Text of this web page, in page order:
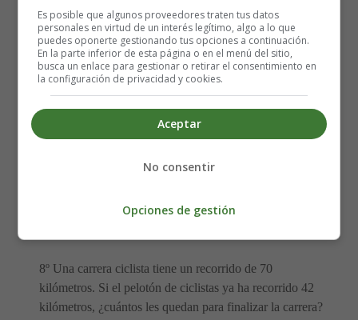
5º De un depósito de agua de 94.800 litros se han sacado
en primer lugar 13.580 litros y luego 7.860 litros.
¿Cuántos litros de agua quedan todavía en el depósito?
6º Para un estreno de cine se han vendido 1.464 entradas.
Si la capacidad del auditorio donde se va a celebrar el
concierto es de 1.700 personas, ¿cuántas entradas
bajado al patio para hacer gimnasia. ¿Cuántos niños y
8º Una carrera ciclista tiene un recorrido de 70
kilómetros. Si el pelotón de ciclistas ya ha recorrido 42
kilómetros, ¿cuántos les quedan para finalizar la carrera?
Es posible que algunos proveedores traten tus datos
personales en virtud de un interés legítimo, algo a lo que
puedes oponerte gestionando tus opciones a continuación.
En la parte inferior de esta página o en el menú del sitio,
busca un enlace para gestionar o retirar el consentimiento en
la configuración de privacidad y cookies.
Aceptar
No consentir
Opciones de gestión